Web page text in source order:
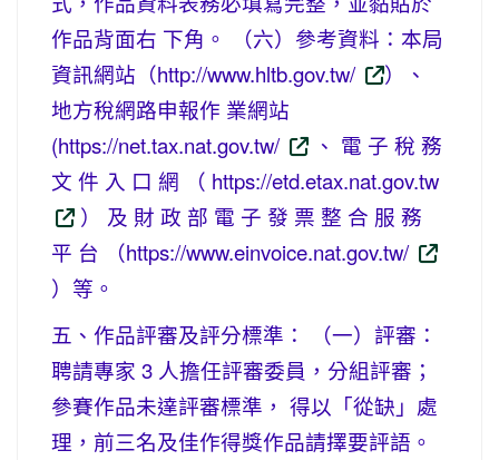
作品背面右 下角。 （六）參考資料：本局
資訊網站（http://www.hltb.gov.tw/
）、
地方稅網路申報作 業網站
(https://net.tax.nat.gov.tw/
、 電 子 稅 務
文 件 入 口 網 （ https://etd.etax.nat.gov.tw
） 及 財 政 部 電 子 發 票 整 合 服 務
平 台 （https://www.einvoice.nat.gov.tw/
）等。
五、作品評審及評分標準： （一）評審：
聘請專家 3 人擔任評審委員，分組評審；
參賽作品未達評審標準， 得以「從缺」處
理，前三名及佳作得獎作品請擇要評語。